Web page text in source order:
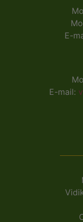
E-
E-mail: